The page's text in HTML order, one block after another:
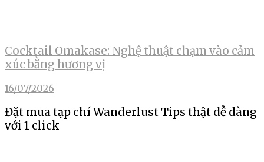
Cocktail Omakase: Nghệ thuật chạm vào cảm
xúc bằng hương vị
16/07/2026
Đặt mua tạp chí Wanderlust Tips thật dễ dàng
với 1 click